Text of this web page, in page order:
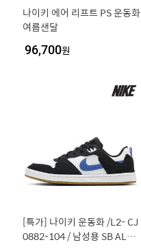
나이키 에어 리프트 PS 운동화
여름샌달
96,700원
[특가] 나이키 운동화 /L2- CJ
0882-104 / 남성용 SB ALLE